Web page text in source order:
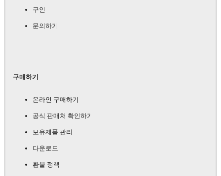
구인
문의하기
구매하기
온라인 구매하기
공식 판매처 확인하기
보유제품 관리
다운로드
환불 정책